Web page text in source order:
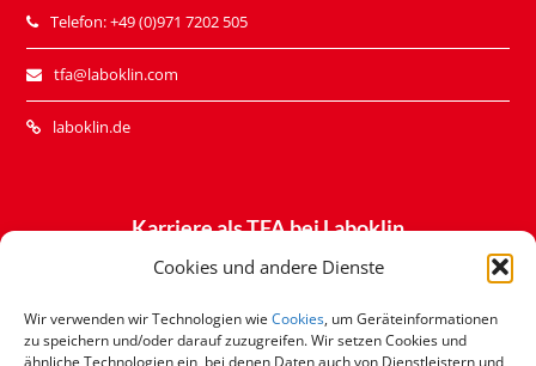
Cookies und andere Dienste
Wir verwenden wir Technologien wie Cookies, um Geräteinformationen
zu speichern und/oder darauf zuzugreifen. Wir setzen Cookies und
ähnliche Technologien ein, bei denen Daten auch von Dienstleistern und
Telefon: +49 (0)971 7202 505
tfa@laboklin.com
laboklin.de
Karriere als TFA bei Laboklin
– Alle Stellenausschreibungen